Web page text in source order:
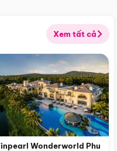
Xem tất cả
Wonderworld Phu